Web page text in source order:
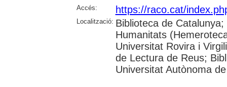
Accés: https://raco.cat/
Localització: Biblioteca de
Humanitats
Universitat Rovira i
de Lectura de Reus;
Universitat Autònoma